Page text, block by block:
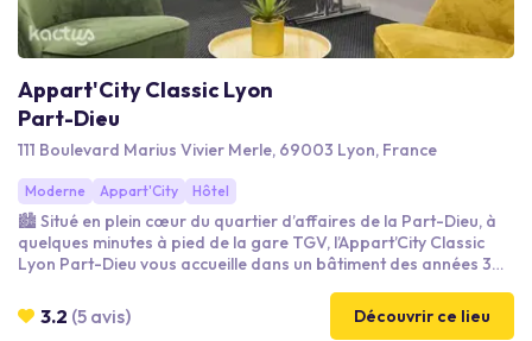
Appart'City Classic Lyon
Part-Dieu
111 Boulevard Marius Vivier Merle, 69003 Lyon, France
Moderne Appart'City Hôtel
🏙 Situé en plein cœur du quartier d’affaires de la Part-Dieu, à
quelques minutes à pied de la gare TGV, l’Appart’City Classic
Lyon Part-Dieu vous accueille dans un bâtiment des années 30
salles de séminaire, un restaurant et 141 suites-appartements
entièrement équipées avec kitchenette, coin bureau et
3.2 (5 avis) Découvrir ce lieu